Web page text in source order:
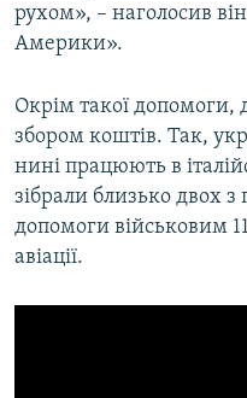
рухом», – наголосив
Америки».
Окрім такої допомоги,
збором коштів. Так,
нині працюють в
зібрали близько двох
допомоги військовим
авіації.